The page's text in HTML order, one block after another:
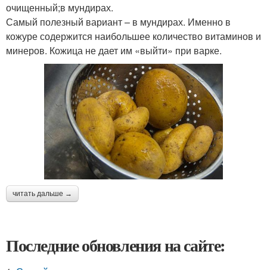
очищенный;в мундирах.
Самый полезный вариант – в мундирах. Именно в
кожуре содержится наибольшее количество витаминов и
минеров. Кожица не дает им «выйти» при варке.
читать дальше →
Последние обновления на сайте: